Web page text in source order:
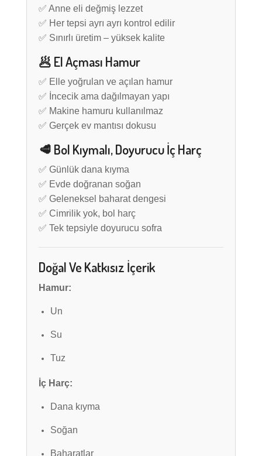
✅ Anne eli değmiş lezzet
✅ Her tepsi ayrı ayrı kontrol edilir
✅ Sınırlı üretim – yüksek kalite
🥟 El Açması Hamur
✅ Elle yoğrulan ve açılan hamur
✅ İncecik ama dağılmayan yapı
✅ Makine hamuru kullanılmaz
✅ Gerçek ev mantısı dokusu
🥩 Bol Kıymalı, Doyurucu İç Harç
✅ Günlük dana kıyma
✅ Evde doğranan soğan
✅ Geleneksel baharat dengesi
✅ Cimrilik yok, bol harç
✅ Tek tepsiyle doyurucu sofra
Doğal Ve Katkısız İçerik
Hamur:
Un
Su
Tuz
İç Harç:
Dana kıyma
Soğan
Baharatlar